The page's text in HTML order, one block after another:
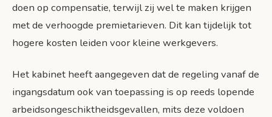
doen op compensatie, terwijl zij wel te maken krijgen
met de verhoogde premietarieven. Dit kan tijdelijk tot
hogere kosten leiden voor kleine werkgevers.
Het kabinet heeft aangegeven dat de regeling vanaf de
ingangsdatum ook van toepassing is op reeds lopende
arbeidsongeschiktheidsgevallen, mits deze voldoen